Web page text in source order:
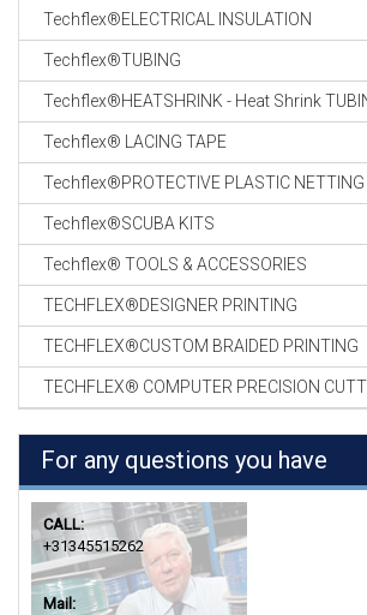
Techflex®ELECTRICAL INSULATION
Techflex®TUBING
Techflex®HEATSHRINK - Heat Shrink
Techflex® LACING TAPE
Techflex®PROTECTIVE PLASTIC NETTING
Techflex®SCUBA KITS
Techflex® TOOLS & ACCESSORIES
TECHFLEX®DESIGNER PRINTING
TECHFLEX®CUSTOM BRAIDED PRINTING
TECHFLEX® COMPUTER PRECISION
For any questions you have
CALL:
+31345515262
Mail: